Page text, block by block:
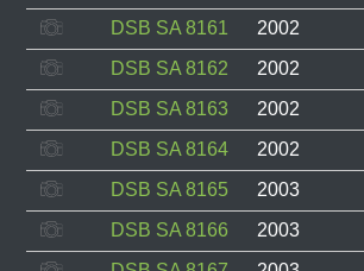
DSB SA 8161
2002
DSB SA 8162
2002
DSB SA 8163
2002
DSB SA 8164
2002
DSB SA 8165
2003
DSB SA 8166
2003